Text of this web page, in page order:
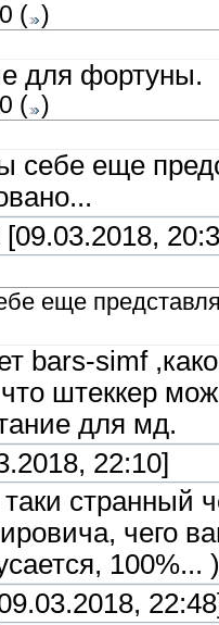
( )
для фортуны.
( )
себе еще
[09.03.2018,
еще
bars-simf
штеккер
для мд.
22:10]
странный
чего
100%...